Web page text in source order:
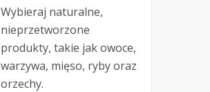
Wybieraj naturalne,
nieprzetworzone
produkty, takie jak owoce,
warzywa, mięso, ryby oraz
orzechy.